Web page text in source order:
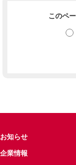
このペ
お知らせ
企業情報